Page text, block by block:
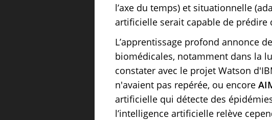
l’axe du temps) et situationnelle
artificielle serait capable de prédire
L’apprentissage profond annonce
biomédicales, notamment dans la
constater avec le projet Watson
n'avaient pas repérée, ou encore
artificielle qui détecte des
l’intelligence artificielle relève